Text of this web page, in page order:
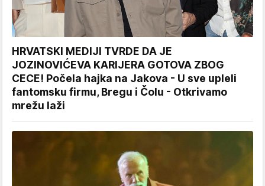
HRVATSKI MEDIJI TVRDE DA JE
JOZINOVIĆEVA KARIJERA GOTOVA ZBOG
CECE! Počela hajka na Jakova - U sve upleli
fantomsku firmu, Bregu i Čolu - Otkrivamo
mrežu laži